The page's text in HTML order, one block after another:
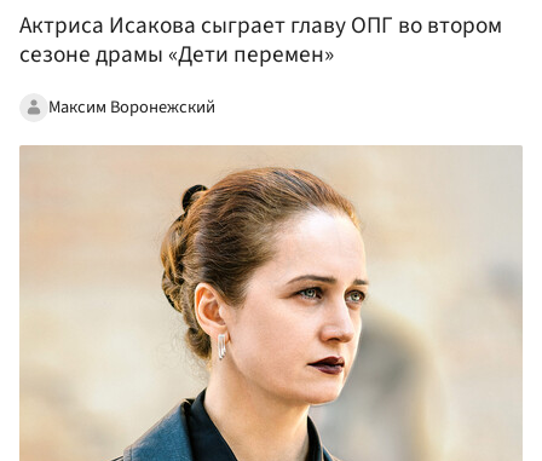
Актриса Исакова сыграет главу ОПГ во втором
сезоне драмы «Дети перемен»
Максим Воронежский